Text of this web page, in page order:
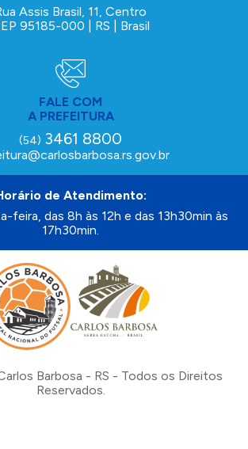
Assis Brasil, 11, Centro
95185-000 | RS | Brasil
FALE COM
A PREFEITURA
(54) 3461 8800
de Atendimento:
feira, das 8h às 12h e das 13h30min às
17h30min.
Barbosa - RS - Todos os Direitos
Reservados.